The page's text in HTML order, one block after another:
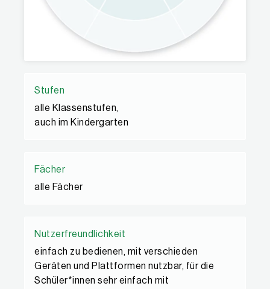
Stufen
alle Klassenstufen,
auch im Kindergarten
Fächer
alle Fächer
Nutzerfreundlichkeit
einfach zu bedienen, mit verschieden
Geräten und Plattformen nutzbar, für die
Schüler*innen sehr einfach mit